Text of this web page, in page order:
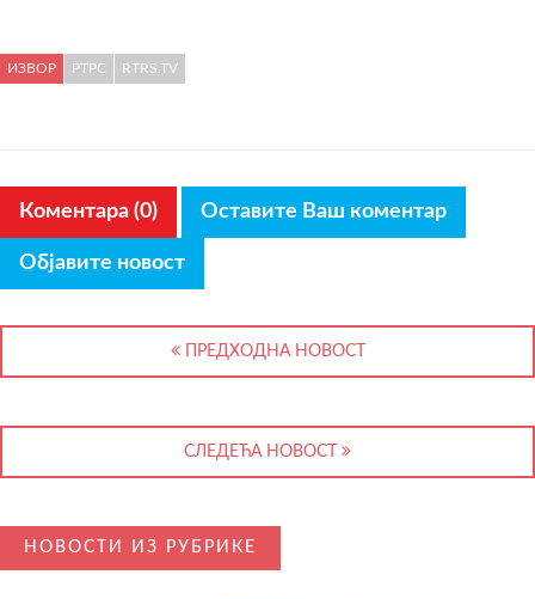
ИЗВОР РТРС RTRS.TV
Коментара (0) Оставите Ваш коментар
Објавите новост
ПРЕДХОДНА НОВОСТ
СЛЕДЕЋА НОВОСТ
НОВОСТИ ИЗ РУБРИКЕ